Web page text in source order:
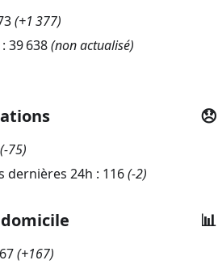
(+1 377)
39 638(non actualisé)
(-75)
dernières 24h : 116(-2)
(+167)